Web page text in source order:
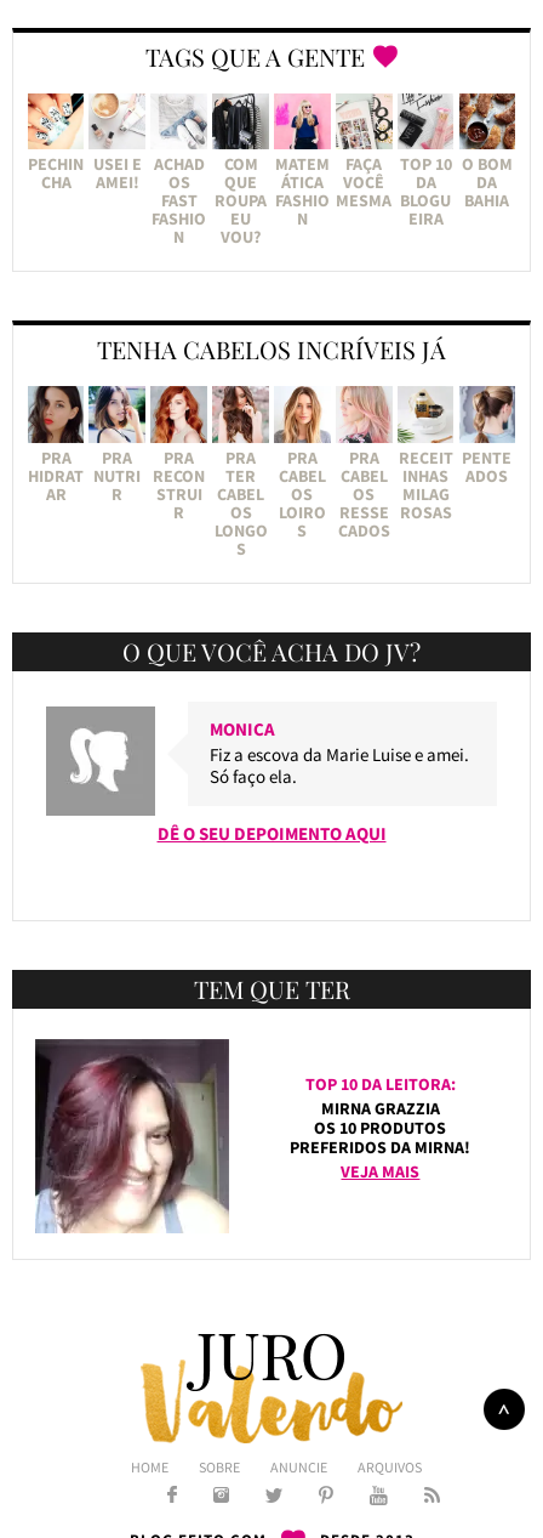
TAGS QUE A GENTE
PECHIN
CHA
USEI E
AMEI!
ACHAD
OS
FAST
FASHIO
N
COM
QUE
ROUPA
EU
VOU?
MATEM
ÁTICA
FASHIO
N
FAÇA
VOCÊ
MESMA
TOP 10
DA
BLOGU
EIRA
O BOM
DA
BAHIA
TENHA CABELOS INCRÍVEIS JÁ
PRA
HIDRAT
AR
PRA
NUTRI
R
PRA
RECON
STRUI
R
PRA
TER
CABEL
OS
LONGO
S
PRA
CABEL
OS
LOIRO
S
PRA
CABEL
OS
RESSE
CADOS
RECEIT
INHAS
MILAG
ROSAS
PENTE
ADOS
O QUE VOCÊ ACHA DO JV?
MONICA
Fiz a escova da Marie Luise e amei.
Só faço ela.
DÊ O SEU DEPOIMENTO AQUI
TEM QUE TER
TOP 10 DA LEITORA:
MIRNA GRAZZIA
OS 10 PRODUTOS
PREFERIDOS DA MIRNA!
VEJA MAIS
HOME SOBRE ANUNCIE ARQUIVOS